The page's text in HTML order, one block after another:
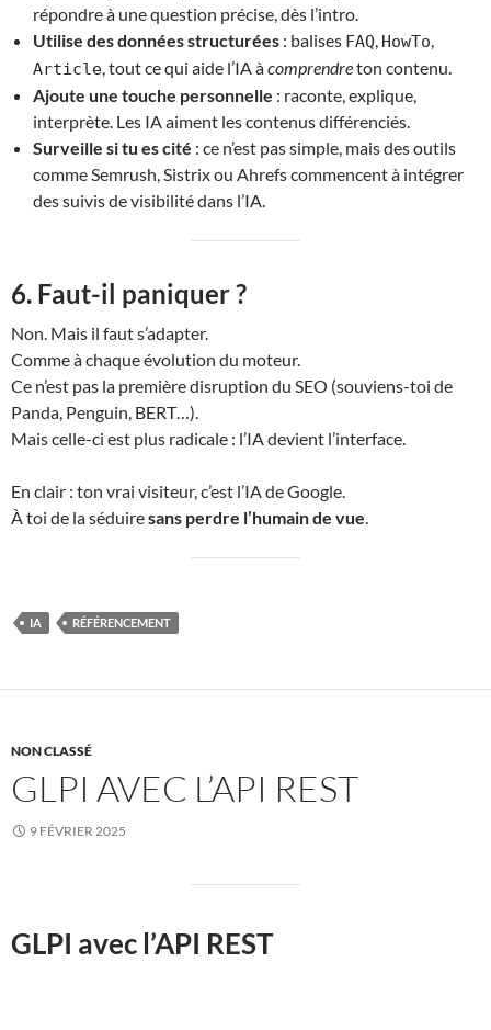
répondre à une question précise, dès l’intro.
Utilise des données structurées : balises FAQ, HowTo,
Article, tout ce qui aide l’IA àcomprendreton contenu.
Ajoute une touche personnelle : raconte, explique,
interprète. Les IA aiment les contenus différenciés.
Surveille si tu es cité : ce n’est pas simple, mais des outils
comme Semrush, Sistrix ou Ahrefs commencent à intégrer
des suivis de visibilité dans l’IA.
6. Faut-il paniquer ?
Non. Mais il faut s’adapter.
Comme à chaque évolution du moteur.
Ce n’est pas la première disruption du SEO (souviens-toi de
Panda, Penguin, BERT…).
Mais celle-ci est plus radicale : l’IA devient l’interface.
En clair : ton vrai visiteur, c’est l’IA de Google.
À toi de la séduiresans perdre l’humain de vue.
IA RÉFÉRENCEMENT
NON CLASSÉ
GLPI AVEC L’API REST
9 FÉVRIER 2025
GLPI avec l’API REST